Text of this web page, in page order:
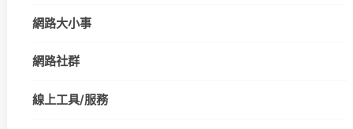
網路大小事
網路社群
線上工具/服務